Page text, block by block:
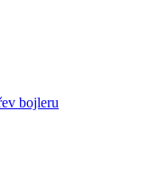
bojleru